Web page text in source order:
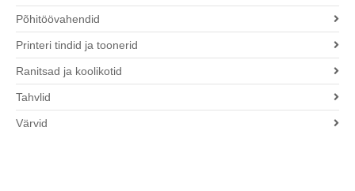
Põhitöövahendid
Printeri tindid ja toonerid
Ranitsad ja koolikotid
Tahvlid
Värvid